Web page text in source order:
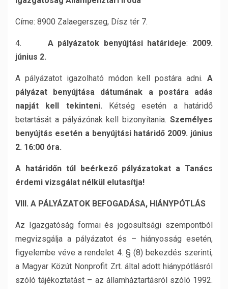
Címe: 8900 Zalaegerszeg, Dísz tér 7.
4. A pályázatok benyújtási határideje: 2009.
június 2.
A pályázatot igazolható módon kell postára adni. A
pályázat benyújtása dátumának a postára adás
napját kell tekinteni. Kétség esetén a határidő
betartását a pályázónak kell bizonyítania. Személyes
benyújtás esetén a benyújtási határidő 2009. június
2. 16:00 óra.
A határidőn túl beérkező pályázatokat a Tanács
érdemi vizsgálat nélkül elutasítja!
VIII. A PÁLYÁZATOK BEFOGADÁSA, HIÁNYPÓTLÁS
Az Igazgatóság formai és jogosultsági szempontból
megvizsgálja a pályázatot és – hiányosság esetén,
figyelembe véve a rendelet 4. § (8) bekezdés szerinti,
a Magyar Közút Nonprofit Zrt. által adott hiánypótlásról
szóló tájékoztatást – az államháztartásról szóló 1992.